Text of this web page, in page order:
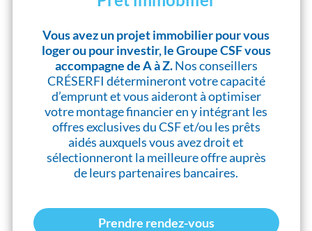
Vous avez un projet immobilier pour vous
loger ou pour investir, le Groupe CSF vous
accompagne de A à Z.Nos conseillers
CRÉSERFI détermineront votre capacité
d’emprunt et vous aideront à optimiser
votre montage financier en y intégrant les
offres exclusives du CSF et/ou les prêts
aidés auxquels vous avez droit et
sélectionneront la meilleure offre auprès
de leurs partenaires bancaires.
Prendre rendez-vous